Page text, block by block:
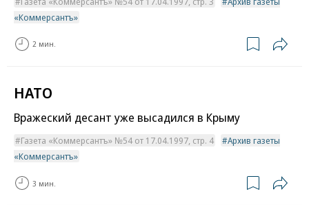
«Коммерсантъ»
2 мин.
НАТО
Вражеский десант уже высадился в Крыму
Газета «Коммерсантъ» №54 от 17.04.1997, стр. 4
Архив газеты
«Коммерсантъ»
3 мин.